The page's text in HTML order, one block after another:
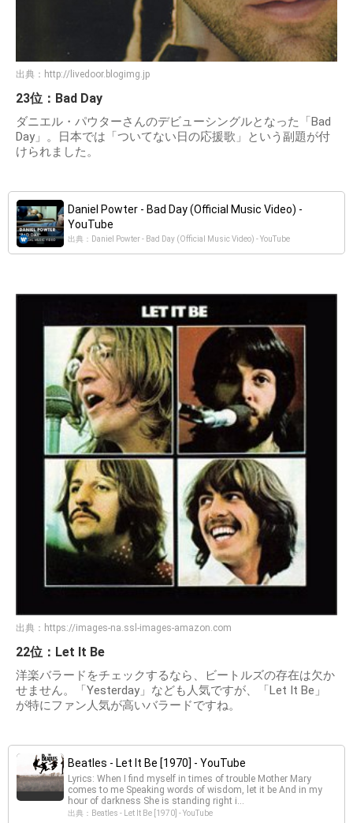
出典： http://livedoor.blogimg.jp
23位：Bad Day
ダニエル・パウターさんのデビューシングルとなった「Bad
Day」。日本では「ついてない日の応援歌」という副題が付
けられました。
Daniel Powter - Bad Day (Official Music Video) -
YouTube
出典：Daniel Powter - Bad Day (Official Music Video) - YouTube
出典： https://images-na.ssl-images-amazon.com
22位：Let It Be
洋楽バラードをチェックするなら、ビートルズの存在は欠か
せません。「Yesterday」なども人気ですが、「Let It Be」
が特にファン人気が高いバラードですね。
Beatles - Let It Be [1970] - YouTube
Lyrics: When I find myself in times of trouble Mother Mary
comes to me Speaking words of wisdom, let it be And in my
hour of darkness She is standing right i...
出典：Beatles - Let It Be [1970] - YouTube